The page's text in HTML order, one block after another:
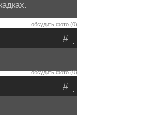
обсудить фото (0)
.
#
обсудить фото (0)
.
#